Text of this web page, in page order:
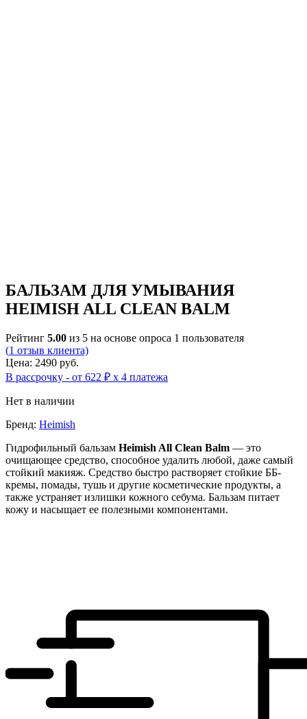
БАЛЬЗАМ ДЛЯ УМЫВАНИЯ
HEIMISH ALL CLEAN BALM
Рейтинг 5.00 из 5 на основе опроса 1 пользователя
(1 отзыв клиента)
Цена: 2490 руб.
В рассрочку - от 622 ₽ х 4 платежа
Нет в наличии
Бренд: Heimish
Гидрофильный бальзам Heimish All Clean Balm — это
очищающее средство, способное удалить любой, даже самый
стойкий макияж. Средство быстро растворяет стойкие ББ-
кремы, помады, тушь и другие косметические продукты, а
также устраняет излишки кожного себума. Бальзам питает
кожу и насыщает ее полезными компонентами.